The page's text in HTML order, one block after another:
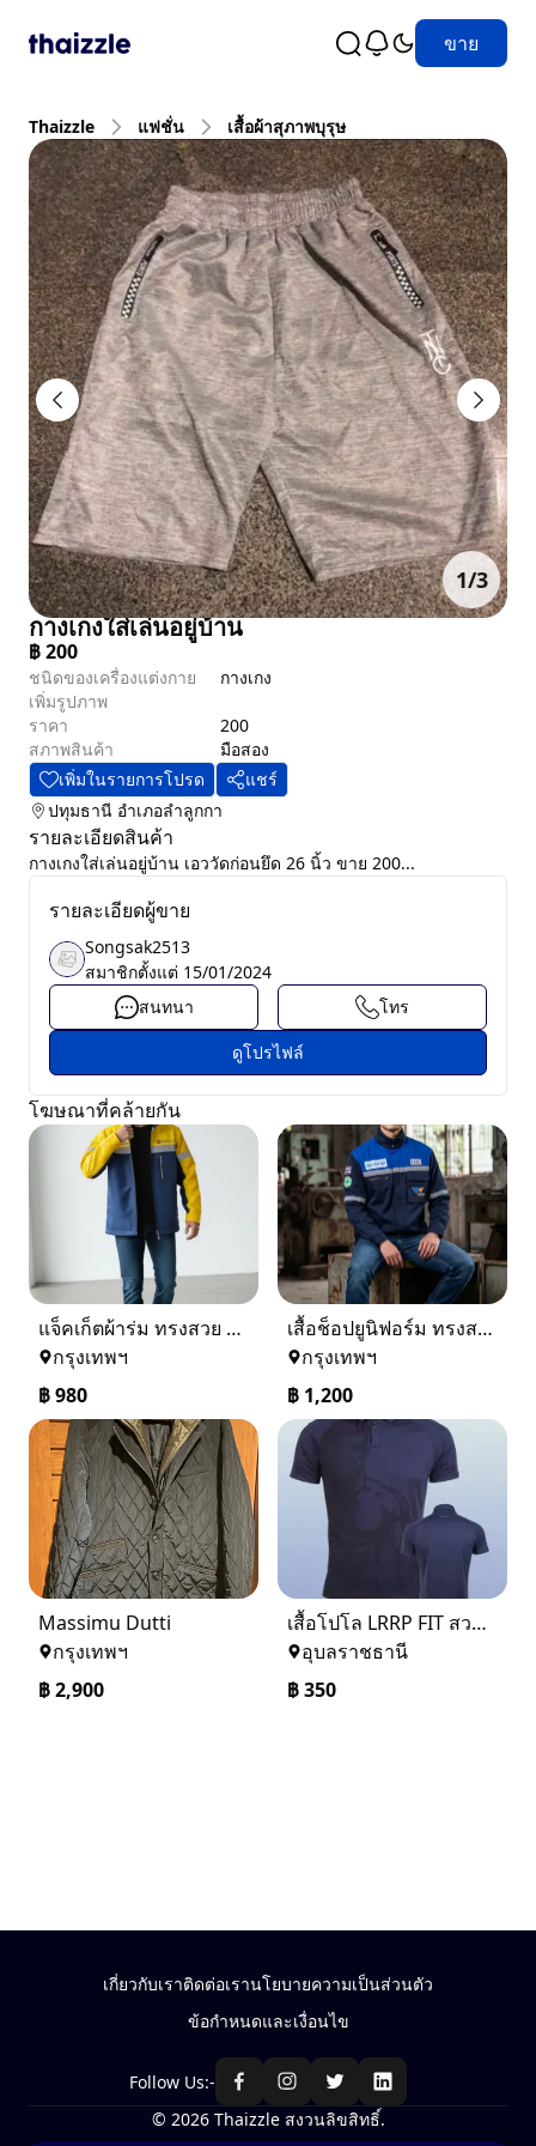
ขาย
Thaizzle แฟชั่น เสื้อผ้าสุภาพบุรุษ
1/3
กางเกงใส่เล่นอยู่บ้าน
฿200
ชนิดของเครื่องแต่งกาย
กางเกง
เพิ่มรูปภาพ
ราคา
200
สภาพสินค้า
มือสอง
เพิ่มในรายการโปรด
แชร์
ปทุมธานี อำเภอลำลูกกา
รายละเอียดสินค้า
กางเกงใส่เล่นอยู่บ้าน เอววัดก่อนยึด 26 นิ้ว ขาย 200...
รายละเอียดผู้ขาย
Songsak2513
สมาชิกตั้งแต่ 15/01/2024
สนทนา
โทร
ดูโปรไฟล์
โฆษณาที่คล้ายกัน
แจ็คเก็ตผ้าร่ม ทรงสวย ใส่ได้ทุกวัน
กรุงเทพฯ
฿980
เสื้อช็อปยูนิฟอร์ม ทรงสวย งานคุณภาพ พร้อมใช้งานจริง
กรุงเทพฯ
฿ 1,200
Massimu Dutti
กรุงเทพฯ
฿2,900
เสื้อโปโล LRRP FIT สวมใส่สบาย
อุบลราชธานี
฿350
เกี่ยวกับเราติดต่อเรานโยบายความเป็นส่วนตัว
ข้อกำหนดและเงื่อนไข
Follow Us:-
© 2026 Thaizzle สงวนลิขสิทธิ์.